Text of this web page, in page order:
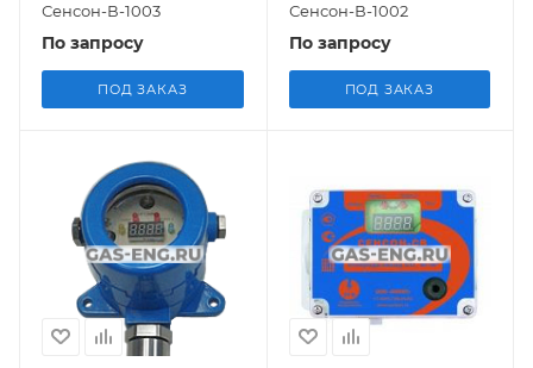
Сенсон-В-1003
По запросу
ПОД ЗАКАЗ
Сенсон-В-1002
По запросу
ПОД ЗАКАЗ